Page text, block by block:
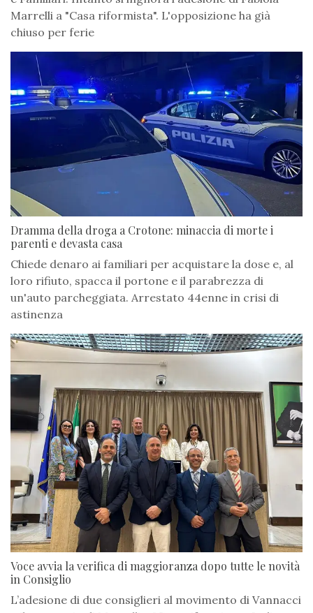
Marrelli a "Casa riformista". L'opposizione ha già
chiuso per ferie
Dramma della droga a Crotone: minaccia di morte i
parenti e devasta casa
Chiede denaro ai familiari per acquistare la dose e, al
loro rifiuto, spacca il portone e il parabrezza di
un'auto parcheggiata. Arrestato 44enne in crisi di
astinenza
Voce avvia la verifica di maggioranza dopo tutte le novità
in Consiglio
L’adesione di due consiglieri al movimento di Vannacci